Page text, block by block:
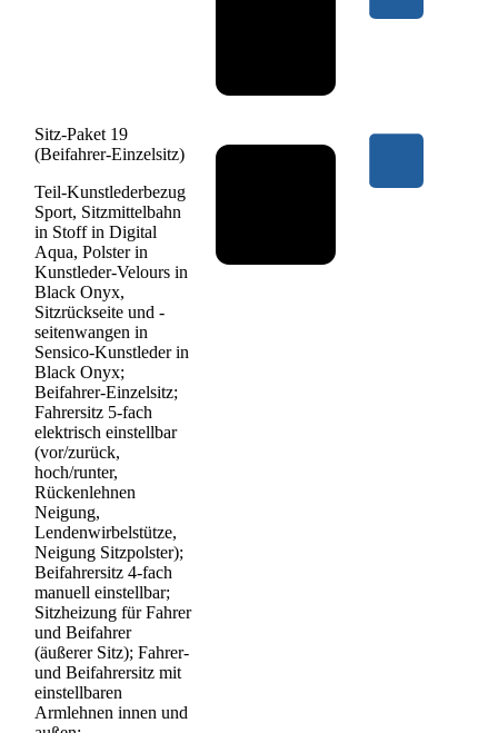
Sitz-Paket 19
(Beifahrer-Einzelsitz)
Teil-Kunstlederbezug
Sport, Sitzmittelbahn
in Stoff in Digital
Aqua, Polster in
Kunstleder-Velours in
Black Onyx,
Sitzrückseite und -
seitenwangen in
Sensico-Kunstleder in
Black Onyx;
Beifahrer-Einzelsitz;
Fahrersitz 5-fach
elektrisch einstellbar
(vor/zurück,
hoch/runter,
Rückenlehnen
Neigung,
Lendenwirbelstütze,
Neigung Sitzpolster);
Beifahrersitz 4-fach
manuell einstellbar;
Sitzheizung für Fahrer
und Beifahrer
(äußerer Sitz); Fahrer-
und Beifahrersitz mit
einstellbaren
Armlehnen innen und